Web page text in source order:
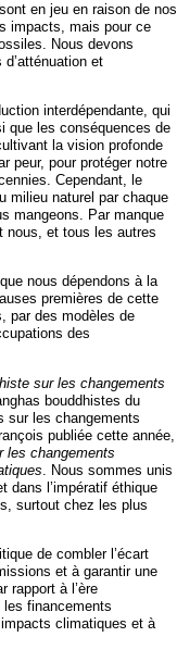
en jeu en raison de nos
impacts, mais pour ce
Nous devons
et
interdépendante, qui
que les conséquences de
la vision profonde
peur, pour protéger notre
Cependant, le
milieu naturel par chaque
mangeons. Par manque
nous, et tous les autres
nous dépendons à la
premières de cette
par des modèles de
des
sur les changements
bouddhistes du
sur les changements
publiée cette année,
les changements
. Nous sommes unis
dans l’impératif éthique
surtout chez les plus
de combler l’écart
et à garantir une
rapport à l’ère
les financements
climatiques et à